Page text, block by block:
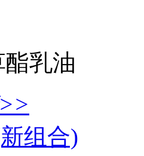
酯乳油
组合)